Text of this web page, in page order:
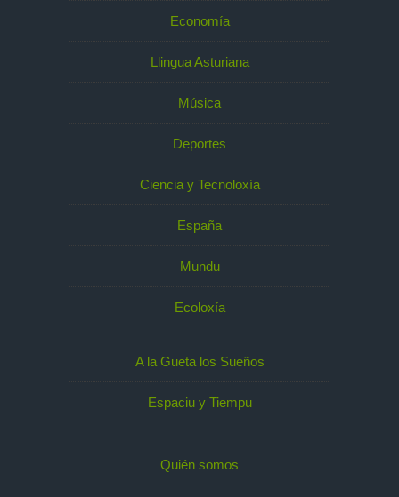
Economía
Llingua Asturiana
Música
Deportes
Ciencia y Tecnoloxía
España
Mundu
Ecoloxía
A la Gueta los Sueños
Espaciu y Tiempu
Quién somos